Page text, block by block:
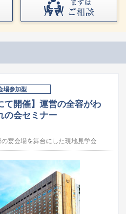
場参加型
て開催】運営の全容がわ
の会セミナー
の宴会場を舞台にした現地見学会